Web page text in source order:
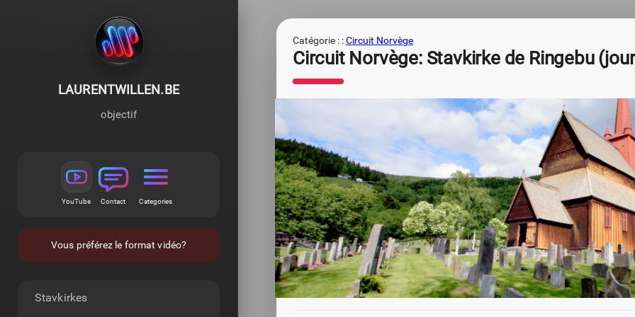
LAURENTWILLEN.BE
objectif
YouTube Contact Categories
Vous préférez le format vidéo?
Stavkirkes
Catégorie : :Circuit Norvège
Circuit Norvège: Stavkirke de Ringebu